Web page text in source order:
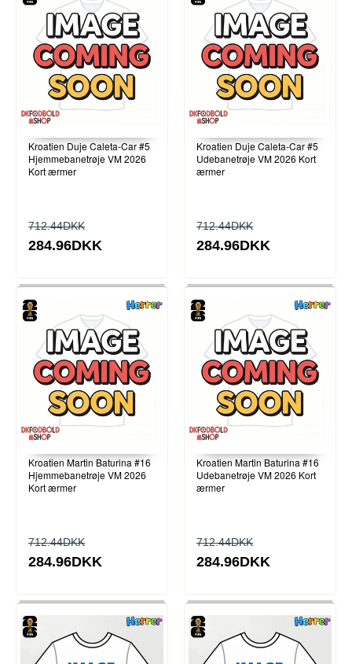
Kroatien Duje Caleta-Car #5
Hjemmebanetrøje VM 2026
Kort ærmer
712.44DKK
284.96DKK
Kroatien Duje Caleta-Car #5
Udebanetrøje VM 2026 Kort
ærmer
712.44DKK
284.96DKK
Kroatien Martin Baturina #16
Hjemmebanetrøje VM 2026
Kort ærmer
712.44DKK
284.96DKK
Kroatien Martin Baturina #16
Udebanetrøje VM 2026 Kort
ærmer
712.44DKK
284.96DKK